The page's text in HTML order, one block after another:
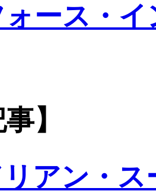
ォース・
】
アン・